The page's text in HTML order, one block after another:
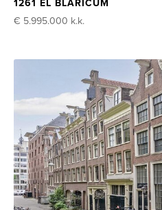
1261 EL BLARICUM
€ 5.995.000 k.k.